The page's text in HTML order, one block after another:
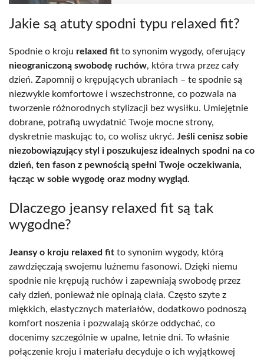
Jakie są atuty spodni typu relaxed fit?
Spodnie o kroju relaxed fit to synonim wygody, oferujący
nieograniczoną swobodę ruchów, która trwa przez cały
dzień. Zapomnij o krępujących ubraniach – te spodnie są
niezwykle komfortowe i wszechstronne, co pozwala na
tworzenie różnorodnych stylizacji bez wysiłku. Umiejętnie
dobrane, potrafią uwydatnić Twoje mocne strony,
dyskretnie maskując to, co wolisz ukryć. Jeśli cenisz sobie
niezobowiązujący styl i poszukujesz idealnych spodni na co
dzień, ten fason z pewnością spełni Twoje oczekiwania,
łącząc w sobie wygodę oraz modny wygląd.
Dlaczego jeansy relaxed fit są tak
wygodne?
Jeansy o kroju relaxed fit to synonim wygody, którą
zawdzięczają swojemu luźnemu fasonowi. Dzięki niemu
spodnie nie krępują ruchów i zapewniają swobodę przez
cały dzień, ponieważ nie opinają ciała. Często szyte z
miękkich, elastycznych materiałów, dodatkowo podnoszą
komfort noszenia i pozwalają skórze oddychać, co
docenimy szczególnie w upalne, letnie dni. To właśnie
połączenie kroju i materiału decyduje o ich wyjątkowej